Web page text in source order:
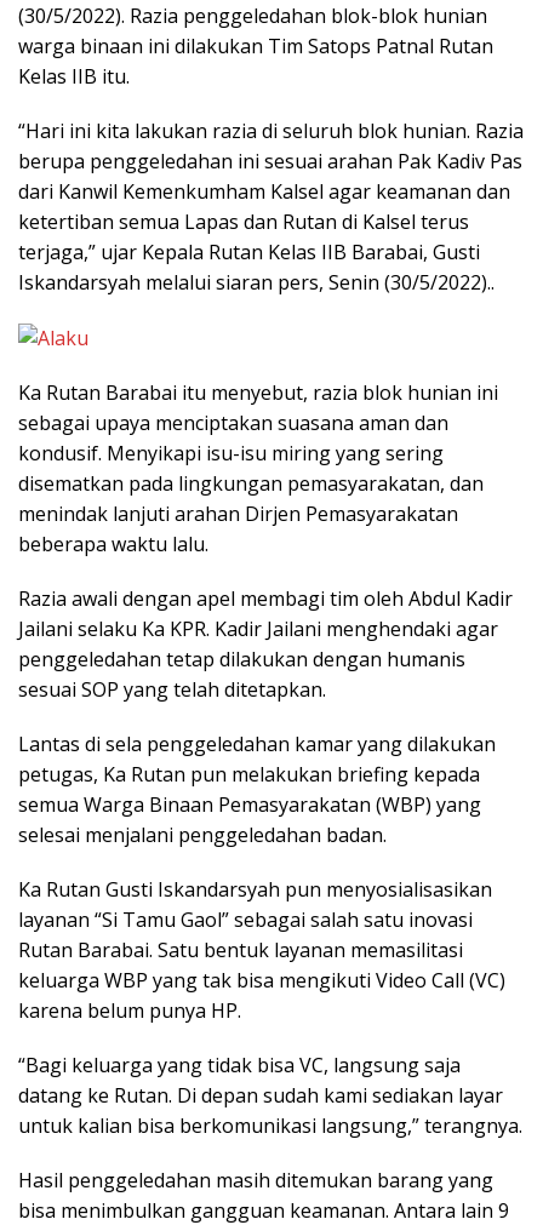
(30/5/2022). Razia penggeledahan blok-blok hunian
warga binaan ini dilakukan Tim Satops Patnal Rutan
Kelas IIB itu.
“Hari ini kita lakukan razia di seluruh blok hunian. Razia
berupa penggeledahan ini sesuai arahan Pak Kadiv Pas
dari Kanwil Kemenkumham Kalsel agar keamanan dan
ketertiban semua Lapas dan Rutan di Kalsel terus
terjaga,” ujar Kepala Rutan Kelas IIB Barabai, Gusti
Iskandarsyah melalui siaran pers, Senin (30/5/2022)..
Ka Rutan Barabai itu menyebut, razia blok hunian ini
sebagai upaya menciptakan suasana aman dan
kondusif. Menyikapi isu-isu miring yang sering
disematkan pada lingkungan pemasyarakatan, dan
menindak lanjuti arahan Dirjen Pemasyarakatan
beberapa waktu lalu.
Razia awali dengan apel membagi tim oleh Abdul Kadir
Jailani selaku Ka KPR. Kadir Jailani menghendaki agar
penggeledahan tetap dilakukan dengan humanis
sesuai SOP yang telah ditetapkan.
Lantas di sela penggeledahan kamar yang dilakukan
petugas, Ka Rutan pun melakukan briefing kepada
semua Warga Binaan Pemasyarakatan (WBP) yang
selesai menjalani penggeledahan badan.
Ka Rutan Gusti Iskandarsyah pun menyosialisasikan
layanan “Si Tamu Gaol” sebagai salah satu inovasi
Rutan Barabai. Satu bentuk layanan memasilitasi
keluarga WBP yang tak bisa mengikuti Video Call (VC)
karena belum punya HP.
“Bagi keluarga yang tidak bisa VC, langsung saja
datang ke Rutan. Di depan sudah kami sediakan layar
untuk kalian bisa berkomunikasi langsung,” terangnya.
Hasil penggeledahan masih ditemukan barang yang
bisa menimbulkan gangguan keamanan. Antara lain 9